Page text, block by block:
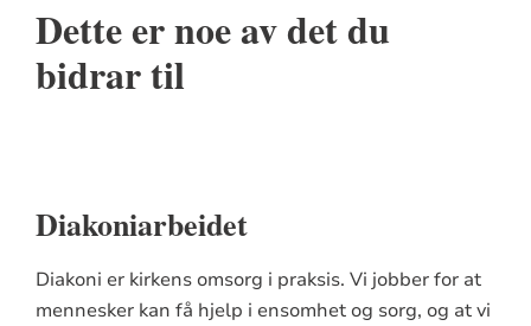
Dette er noe av det du
bidrar til
Diakoniarbeidet
Diakoni er kirkens omsorg i praksis. Vi jobber for at
mennesker kan få hjelp i ensomhet og sorg, og at vi